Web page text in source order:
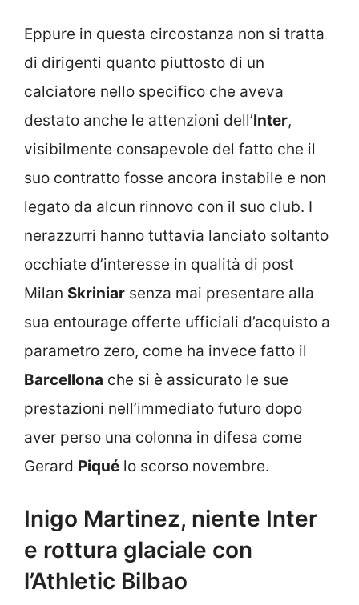
Eppure in questa circostanza non si tratta
di dirigenti quanto piuttosto di un
calciatore nello specifico che aveva
destato anche le attenzioni dell’Inter,
visibilmente consapevole del fatto che il
suo contratto fosse ancora instabile e non
legato da alcun rinnovo con il suo club. I
nerazzurri hanno tuttavia lanciato soltanto
occhiate d’interesse in qualità di post
Milan Skriniar senza mai presentare alla
sua entourage offerte ufficiali d’acquisto a
parametro zero, come ha invece fatto il
Barcellona che si è assicurato le sue
prestazioni nell’immediato futuro dopo
aver perso una colonna in difesa come
Gerard Piqué lo scorso novembre.
Inigo Martinez, niente Inter
e rottura glaciale con
l’Athletic Bilbao